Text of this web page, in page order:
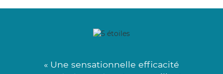
« Une sensationnelle efficacité